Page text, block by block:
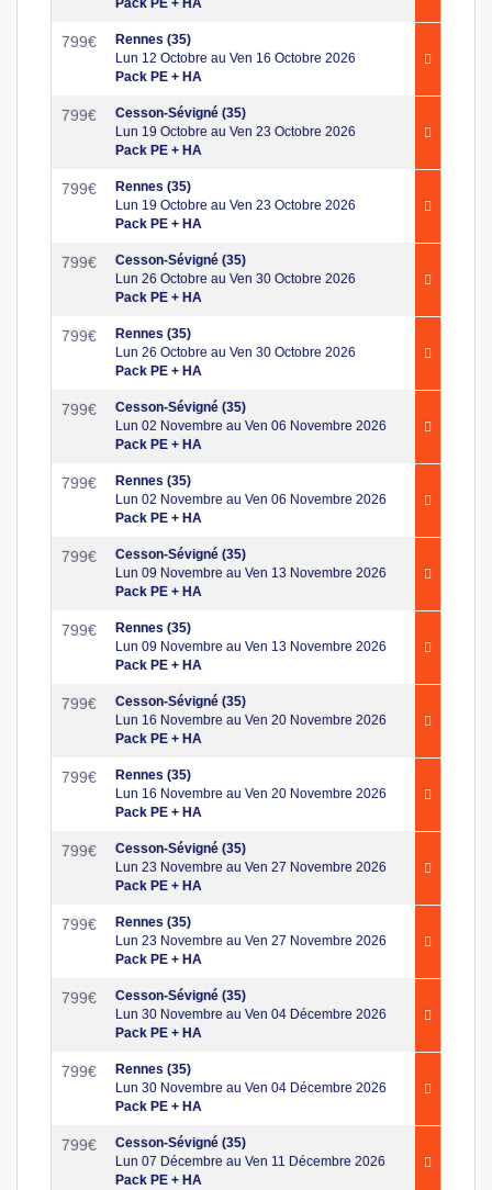
Pack PE + HA
799€
Rennes (35)
Lun 12 Octobre au Ven 16 Octobre 2026
Pack PE + HA
799€
Cesson-Sévigné (35)
Lun 19 Octobre au Ven 23 Octobre 2026
Pack PE + HA
799€
Rennes (35)
Lun 19 Octobre au Ven 23 Octobre 2026
Pack PE + HA
799€
Cesson-Sévigné (35)
Lun 26 Octobre au Ven 30 Octobre 2026
Pack PE + HA
799€
Rennes (35)
Lun 26 Octobre au Ven 30 Octobre 2026
Pack PE + HA
799€
Cesson-Sévigné (35)
Lun 02 Novembre au Ven 06 Novembre 2026
Pack PE + HA
799€
Rennes (35)
Lun 02 Novembre au Ven 06 Novembre 2026
Pack PE + HA
799€
Cesson-Sévigné (35)
Lun 09 Novembre au Ven 13 Novembre 2026
Pack PE + HA
799€
Rennes (35)
Lun 09 Novembre au Ven 13 Novembre 2026
Pack PE + HA
799€
Cesson-Sévigné (35)
Lun 16 Novembre au Ven 20 Novembre 2026
Pack PE + HA
799€
Rennes (35)
Lun 16 Novembre au Ven 20 Novembre 2026
Pack PE + HA
799€
Cesson-Sévigné (35)
Lun 23 Novembre au Ven 27 Novembre 2026
Pack PE + HA
799€
Rennes (35)
Lun 23 Novembre au Ven 27 Novembre 2026
Pack PE + HA
799€
Cesson-Sévigné (35)
Lun 30 Novembre au Ven 04 Décembre 2026
Pack PE + HA
799€
Rennes (35)
Lun 30 Novembre au Ven 04 Décembre 2026
Pack PE + HA
799€
Cesson-Sévigné (35)
Lun 07 Décembre au Ven 11 Décembre 2026
Pack PE + HA